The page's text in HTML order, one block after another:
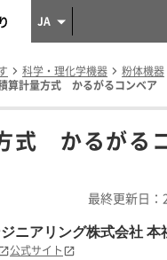
JA
科学・理化学機器
粉体機器
算計量方式 かるがるコンベア
式 かるがる
最終更新日
ニアリング株式会社 本
公式サイト